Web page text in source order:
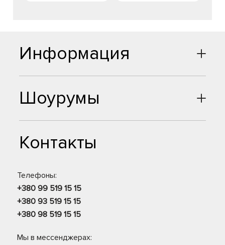
Шоурумы
Контакты
Телефоны:
+380 99 519 15 15
+380 93 519 15 15
+380 98 519 15 15
Мы в мессенджерах:
Информация